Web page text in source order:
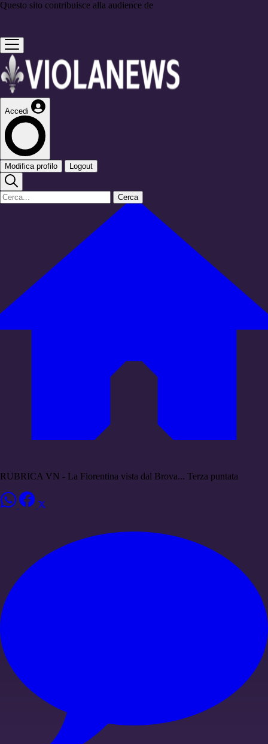
Questo sito contribuisce alla audience de
Accedi
Modifica profilo Logout
Cerca
RUBRICA VN - La Fiorentina vista dal Brova... Terza puntata